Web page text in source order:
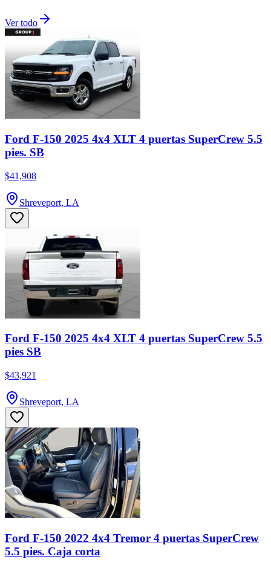
Ver todo
Ford F-150 2025 4x4 XLT 4 puertas SuperCrew 5.5
pies. SB
$41,908
Shreveport, LA
Ford F-150 2025 4x4 XLT 4 puertas SuperCrew 5.5
pies SB
$43,921
Shreveport, LA
Ford F-150 2022 4x4 Tremor 4 puertas SuperCrew
5.5 pies. Caja corta